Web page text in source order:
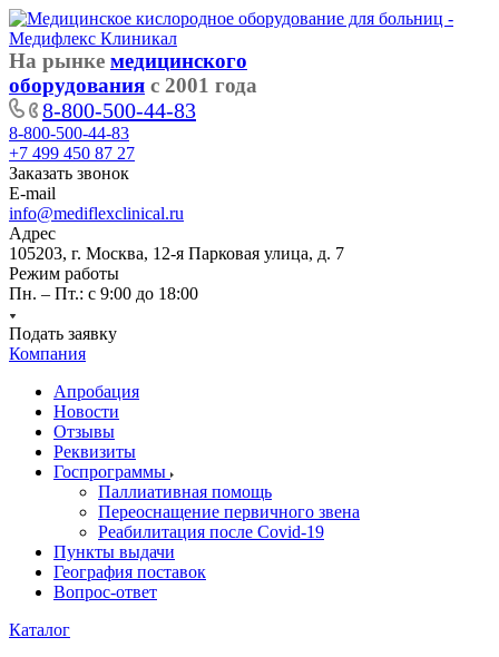
На рынке медицинского
оборудования с 2001 года
8-800-500-44-83
8-800-500-44-83
+7 499 450 87 27
Заказать звонок
E-mail
info@mediflexclinical.ru
Адрес
105203, г. Москва, 12-я Парковая улица, д. 7
Режим работы
Пн. – Пт.: с 9:00 до 18:00
Подать заявку
Компания
Апробация
Новости
Отзывы
Реквизиты
Госпрограммы
Паллиативная помощь
Переоснащение первичного звена
Реабилитация после Covid-19
Пункты выдачи
География поставок
Вопрос-ответ
Каталог